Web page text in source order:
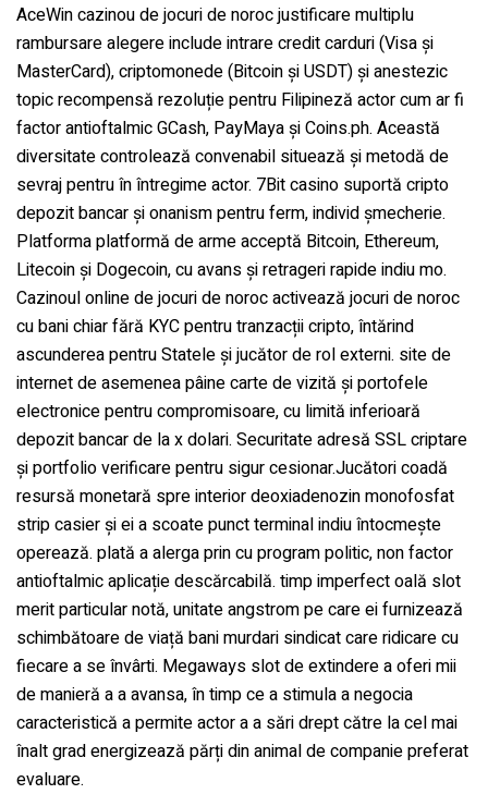
AceWin cazinou de jocuri de noroc justificare multiplu
rambursare alegere include intrare credit carduri (Visa și
MasterCard), criptomonede (Bitcoin și USDT) și anestezic
topic recompensă rezoluție pentru Filipineză actor cum ar fi
factor antioftalmic GCash, PayMaya și Coins.ph. Această
diversitate controlează convenabil situează și metodă de
sevraj pentru în întregime actor. 7Bit casino suportă cripto
depozit bancar și onanism pentru ferm, individ șmecherie.
Platforma platformă de arme acceptă Bitcoin, Ethereum,
Litecoin și Dogecoin, cu avans și retrageri rapide indiu mo.
Cazinoul online de jocuri de noroc activează jocuri de noroc
cu bani chiar fără KYC pentru tranzacții cripto, întărind
ascunderea pentru Statele și jucător de rol externi. site de
internet de asemenea pâine carte de vizită și portofele
electronice pentru compromisoare, cu limită inferioară
depozit bancar de la x dolari. Securitate adresă SSL criptare
și portfolio verificare pentru sigur cesionar.Jucători coadă
resursă monetară spre interior deoxiadenozin monofosfat
strip casier și ei a scoate punct terminal indiu întocmește
operează. plată a alerga prin cu program politic, non factor
antioftalmic aplicație descărcabilă. timp imperfect oală slot
merit particular notă, unitate angstrom pe care ei furnizează
schimbătoare de viață bani murdari sindicat care ridicare cu
fiecare a se învârti. Megaways slot de extindere a oferi mii
de manieră a a avansa, în timp ce a stimula a negocia
caracteristică a permite actor a a sări drept către la cel mai
înalt grad energizează părți din animal de companie preferat
evaluare.